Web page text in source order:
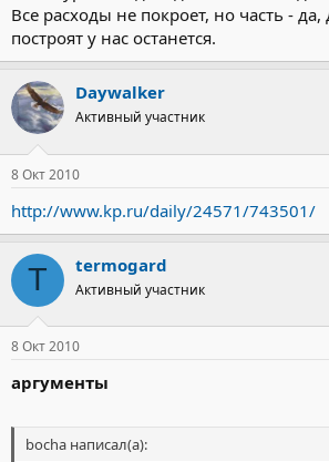
Все расходы не покроет, но часть - да,
построят у нас останется.
Daywalker
Активный участник
8 Окт 2010
http://www.kp.ru/daily/24571/743501/
T termogard
Активный участник
8 Окт 2010
аргументы
bocha написал(а):